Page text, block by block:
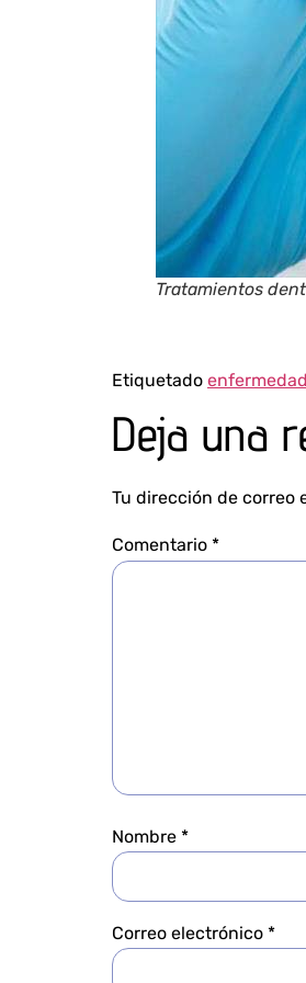
Tratamientos
Etiquetado
Deja una
Tu dirección de correo
Comentario *
Nombre *
Correo electrónico *